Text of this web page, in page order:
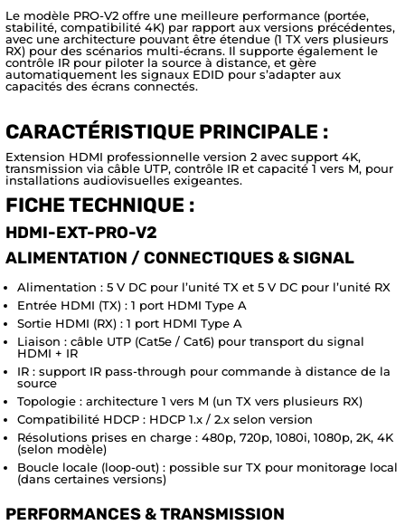
Le modèle PRO-V2 offre une meilleure performance (portée,
stabilité, compatibilité 4K) par rapport aux versions précédentes,
avec une architecture pouvant être étendue (1 TX vers plusieurs
RX) pour des scénarios multi-écrans. Il supporte également le
contrôle IR pour piloter la source à distance, et gère
automatiquement les signaux EDID pour s’adapter aux
capacités des écrans connectés.
CARACTÉRISTIQUE PRINCIPALE :
Extension HDMI professionnelle version 2 avec support 4K,
transmission via câble UTP, contrôle IR et capacité 1 vers M, pour
installations audiovisuelles exigeantes.
FICHE TECHNIQUE :
HDMI-EXT-PRO-V2
ALIMENTATION / CONNECTIQUES & SIGNAL
Alimentation : 5 V DC pour l’unité TX et 5 V DC pour l’unité RX
Entrée HDMI (TX) : 1 port HDMI Type A
Sortie HDMI (RX) : 1 port HDMI Type A
Liaison : câble UTP (Cat5e / Cat6) pour transport du signal
HDMI + IR
IR : support IR pass-through pour commande à distance de la
source
Topologie : architecture 1 vers M (un TX vers plusieurs RX)
Compatibilité HDCP : HDCP 1.x / 2.x selon version
Résolutions prises en charge : 480p, 720p, 1080i, 1080p, 2K, 4K
(selon modèle)
Boucle locale (loop-out) : possible sur TX pour monitorage local
(dans certaines versions)
PERFORMANCES & TRANSMISSION